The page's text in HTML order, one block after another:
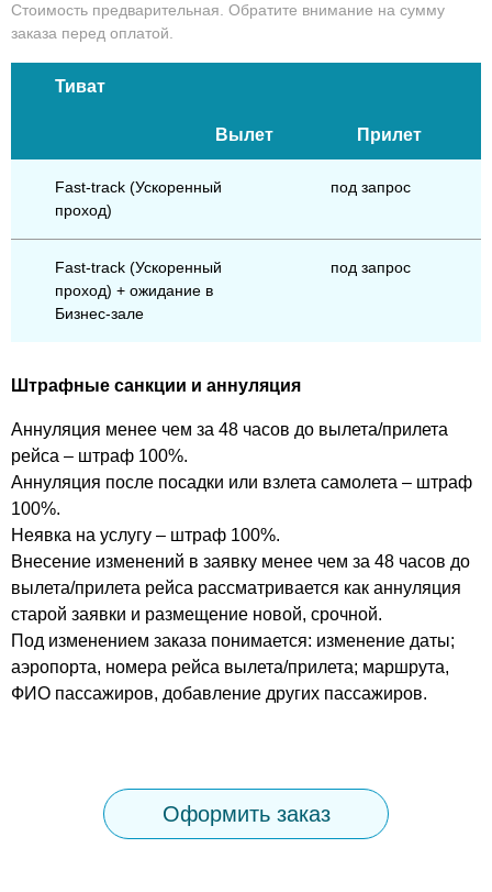
Стоимость предварительная. Обратите внимание на сумму
заказа перед оплатой.
Тиват
Вылет Прилет
Fast-track (Ускоренный
проход)
под запрос
Fast-track (Ускоренный
проход) + ожидание в
Бизнес-зале
под запрос
Штрафные санкции и аннуляция
Аннуляция менее чем за 48 часов до вылета/прилета
рейса – штраф 100%.
Аннуляция после посадки или взлета самолета – штраф
100%.
Неявка на услугу – штраф 100%.
Внесение изменений в заявку менее чем за 48 часов до
вылета/прилета рейса рассматривается как аннуляция
старой заявки и размещение новой, срочной.
Под изменением заказа понимается: изменение даты;
аэропорта, номера рейса вылета/прилета; маршрута,
ФИО пассажиров, добавление других пассажиров.
Оформить заказ